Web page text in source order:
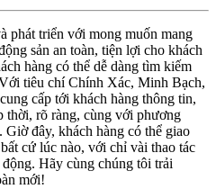
phát triển với mong muốn mang
sản an toàn, tiện lợi cho khách
hàng có thể dễ dàng tìm kiếm
tiêu chí Chính Xác, Minh Bạch,
cấp tới khách hàng thông tin,
thời, rõ ràng, cùng với phương
đây, khách hàng có thể giao
cứ lúc nào, với chỉ vài thao tác
Hãy cùng chúng tôi trải
mới!